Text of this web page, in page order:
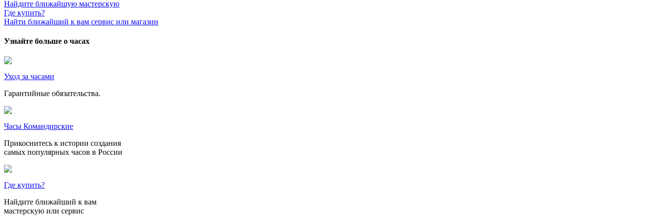
Найдите ближайшую мастерскую
Где купить?
Найти ближайший к вам сервис или магазин
Узнайте больше о часах
Уход за часами
Гарантийные обязательства.
Часы Командирские
Прикоснитесь к истории создания
самых популярных часов в России
Где купить?
Найдите ближайший к вам
мастерскую или сервис